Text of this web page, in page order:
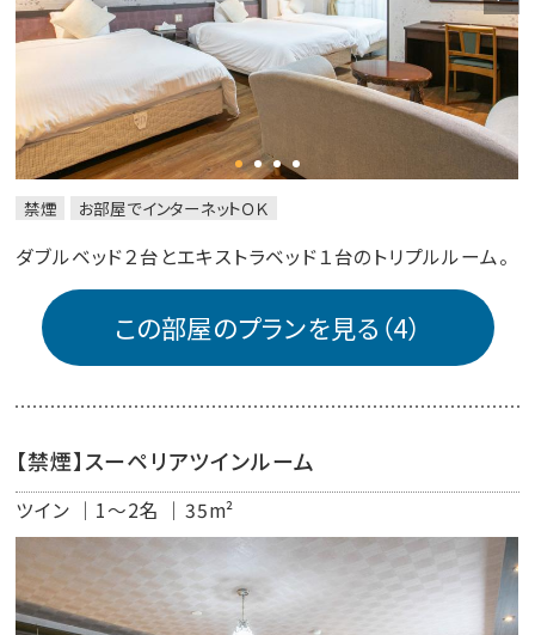
禁煙 お部屋でインターネットＯＫ
ダブルベッド２台とエキストラベッド１台のトリプルルーム。
この部屋のプランを見る（4）
【禁煙】スーペリアツインルーム
ツイン 1～2名 35m²